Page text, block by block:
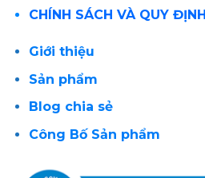
CHÍNH SÁCH VÀ QUY ĐỊNH
Giới thiệu
Sản phẩm
Blog chia sẻ
Công Bố Sản phẩm